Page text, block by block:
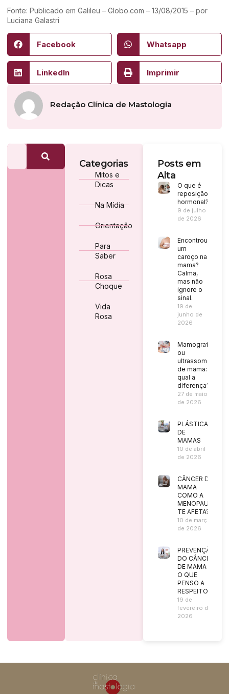
Fonte: Publicado em Galileu – Globo.com – 13/08/2015 – por
Luciana Galastri
Facebook Whatsapp
LinkedIn Imprimir
Redação Clínica de Mastologia
Categorias
Mitos e
Dicas
Na Mídia
Orientação
Para
Saber
Rosa
Choque
Vida
Rosa
Posts em
Alta
O que é
reposição
hormonal?
9 de julho
de 2026
Encontrou
um
caroço na
mama?
Calma,
mas não
ignore o
sinal.
19 de
junho de
2026
Mamografia
ou
ultrassom
de mama:
qual a
diferença?
27 de maio
de 2026
PLÁSTICA
DE
MAMAS
10 de abril
de 2026
CÂNCER DE
MAMA
COMO A
MENOPAUSA
TE AFETA?
10 de março
de 2026
PREVENÇÃO
DO CÂNCER
DE MAMA |
O QUE
PENSO A
RESPEITO?
19 de
fevereiro de
2026